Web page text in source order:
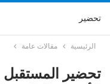
تحضير
الرئيسية مقالات عامة
تحضير المستقبل